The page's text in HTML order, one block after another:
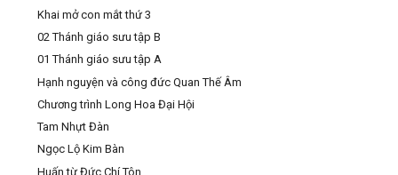
Khai mở con mắt thứ 3
02 Thánh giáo sưu tập B
01 Thánh giáo sưu tập A
Hạnh nguyện và công đức Quan Thế Âm
Chương trình Long Hoa Đại Hội
Tam Nhựt Đàn
Ngọc Lộ Kim Bàn
Huấn từ Đức Chí Tôn